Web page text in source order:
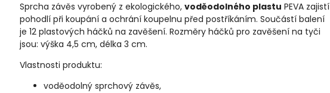
Sprcha závěs vyrobený z ekologického, voděodolného plastu PEVA zajistí
pohodlí při koupání a ochrání koupelnu před postříkáním. Součástí balení
je 12 plastových háčků na zavěšení. Rozměry háčků pro zavěšení na tyči
jsou: výška 4,5 cm, délka 3 cm.
Vlastnosti produktu:
voděodolný sprchový závěs,